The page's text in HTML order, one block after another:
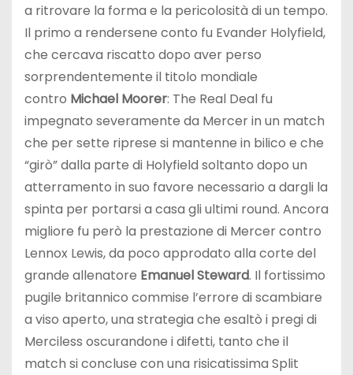
a ritrovare la forma e la pericolosità di un tempo.
Il primo a rendersene conto fu Evander Holyfield,
che cercava riscatto dopo aver perso
sorprendentemente il titolo mondiale
contro Michael Moorer: The Real Deal fu
impegnato severamente da Mercer in un match
che per sette riprese si mantenne in bilico e che
“girò” dalla parte di Holyfield soltanto dopo un
atterramento in suo favore necessario a dargli la
spinta per portarsi a casa gli ultimi round. Ancora
migliore fu però la prestazione di Mercer contro
Lennox Lewis, da poco approdato alla corte del
grande allenatore Emanuel Steward. Il fortissimo
pugile britannico commise l’errore di scambiare
a viso aperto, una strategia che esaltò i pregi di
Merciless oscurandone i difetti, tanto che il
match si concluse con una risicatissima Split